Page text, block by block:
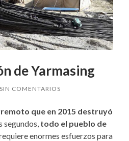
de Yarmasing
SIN COMENTARIOS
que en 2015 destruyó
segundos, todo el pueblo de
enormes esfuerzos para